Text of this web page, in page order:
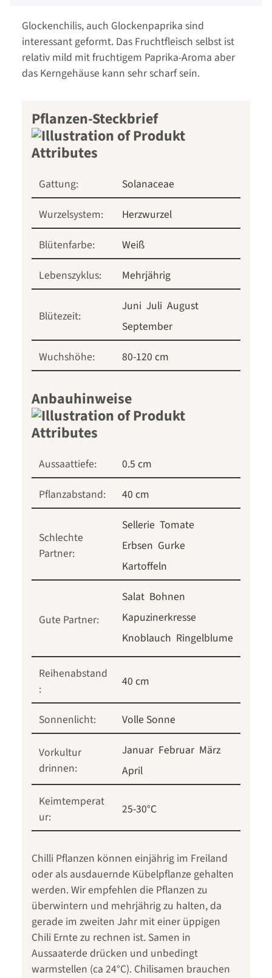
Glockenchilis, auch Glockenpaprika sind
interessant geformt. Das Fruchtfleisch selbst ist
relativ mild mit fruchtigem Paprika-Aroma aber
das Kerngehäuse kann sehr scharf sein.
Pflanzen-Steckbrief
Gattung:
Solanaceae
Wurzelsystem:
Herzwurzel
Blütenfarbe:
Weiß
Lebenszyklus:
Mehrjährig
Blütezeit:
Juni Juli August
September
Wuchshöhe:
80-120 cm
Anbauhinweise
Aussaattiefe:
0.5 cm
Pflanzabstand:
40 cm
Schlechte
Partner:
Sellerie Tomate
Erbsen Gurke
Kartoffeln
Gute Partner:
Salat Bohnen
Kapuzinerkresse
Knoblauch Ringelblume
Reihenabstand
:
40 cm
Sonnenlicht: Volle Sonne
Vorkultur
drinnen:
Januar Februar März
April
Keimtemperat
ur:
25-30°C
Chilli Pflanzen können einjährig im Freiland
oder als ausdauernde Kübelpflanze gehalten
werden. Wir empfehlen die Pflanzen zu
überwintern und mehrjährig zu halten, da
gerade im zweiten Jahr mit einer üppigen
Chili Ernte zu rechnen ist. Samen in
Aussaaterde drücken und unbedingt
warmstellen (ca 24°C). Chilisamen brauchen